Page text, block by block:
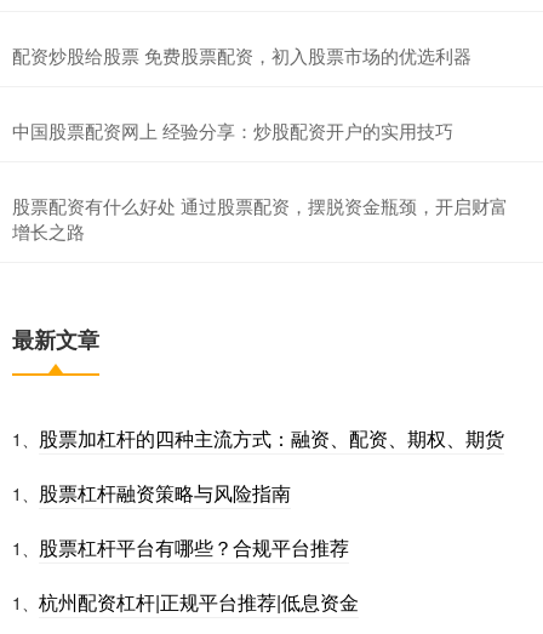
配资炒股给股票 免费股票配资，初入股票市场的优选利器
中国股票配资网上 经验分享：炒股配资开户的实用技巧
股票配资有什么好处 通过股票配资，摆脱资金瓶颈，开启财富
增长之路
最新文章
1、 股票加杠杆的四种主流方式：融资、配资、期权、期货
1、 股票杠杆融资策略与风险指南
1、 股票杠杆平台有哪些？合规平台推荐
1、 杭州配资杠杆|正规平台推荐|低息资金